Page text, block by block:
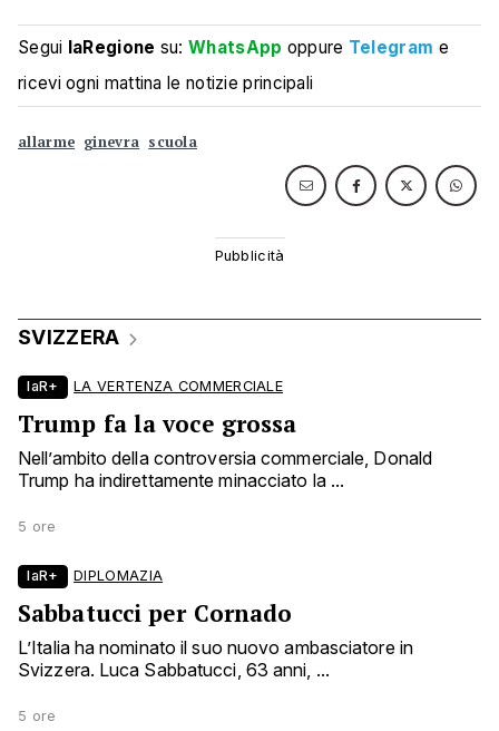
Segui laRegione su:WhatsApp oppure Telegram e
ricevi ogni mattina le notizie principali
allarme ginevra scuola
SVIZZERA
laR+ LA VERTENZA COMMERCIALE
Trump fa la voce grossa
Nell’ambito della controversia commerciale, Donald
Trump ha indirettamente minacciato la ...
5 ore
laR+ DIPLOMAZIA
Sabbatucci per Cornado
L’Italia ha nominato il suo nuovo ambasciatore in
Svizzera. Luca Sabbatucci, 63 anni, ...
5 ore